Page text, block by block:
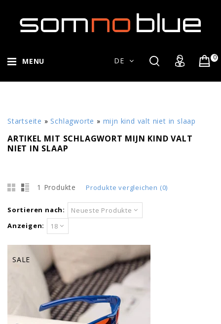
MENU 0
DE
Startseite » Schlagworte » mijn kind valt niet in slaap
ARTIKEL MIT SCHLAGWORT MIJN KIND VALT
NIET IN SLAAP
1 Produkte Produkte vergleichen (0)
Sortieren nach:
Neueste Produkte
Anzeigen:
18
SALE